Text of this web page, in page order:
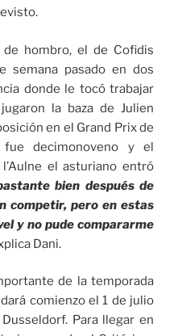
de hombro, el de Cofidis
pasado en dos
donde le tocó trabajar
la baza de Julien
en el Grand Prix de
fue decimonoveno y el
el asturiano entró
bien después de
competir, pero en estas
y no pude compararme
Dani.
de la temporada
comienzo el 1 de julio
Para llegar en